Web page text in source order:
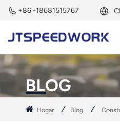
+86 -18681515767
BLOG
Hogar Blog